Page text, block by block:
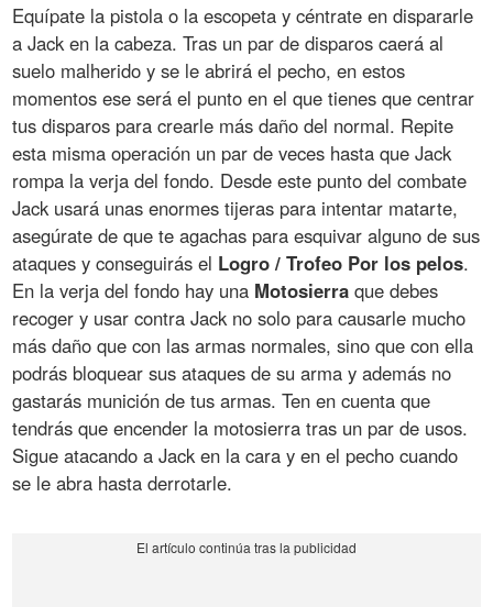
Equípate la pistola o la escopeta y céntrate en dispararle
a Jack en la cabeza. Tras un par de disparos caerá al
suelo malherido y se le abrirá el pecho, en estos
momentos ese será el punto en el que tienes que centrar
tus disparos para crearle más daño del normal. Repite
esta misma operación un par de veces hasta que Jack
rompa la verja del fondo. Desde este punto del combate
Jack usará unas enormes tijeras para intentar matarte,
asegúrate de que te agachas para esquivar alguno de sus
ataques y conseguirás el Logro / Trofeo Por los pelos.
En la verja del fondo hay una Motosierra que debes
recoger y usar contra Jack no solo para causarle mucho
más daño que con las armas normales, sino que con ella
podrás bloquear sus ataques de su arma y además no
gastarás munición de tus armas. Ten en cuenta que
tendrás que encender la motosierra tras un par de usos.
Sigue atacando a Jack en la cara y en el pecho cuando
se le abra hasta derrotarle.